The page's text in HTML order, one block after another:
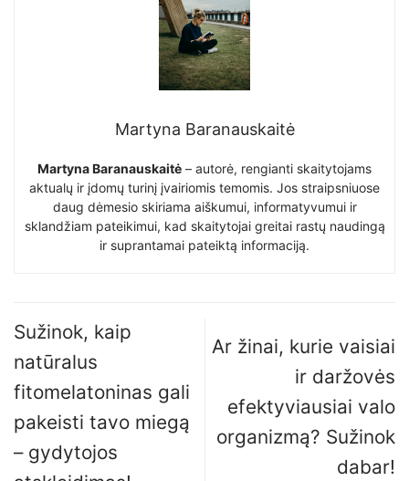
Martyna Baranauskaitė
Martyna Baranauskaitė – autorė, rengianti skaitytojams
aktualų ir įdomų turinį įvairiomis temomis. Jos straipsniuose
daug dėmesio skiriama aiškumui, informatyvumui ir
sklandžiam pateikimui, kad skaitytojai greitai rastų naudingą
ir suprantamai pateiktą informaciją.
Sužinok, kaip
natūralus
fitomelatoninas gali
pakeisti tavo miegą
– gydytojos
Ar žinai, kurie vaisiai
ir daržovės
efektyviausiai valo
organizmą? Sužinok
dabar!